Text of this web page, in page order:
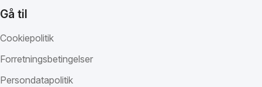
Gå til
Cookiepolitik
Forretningsbetingelser
Persondatapolitik